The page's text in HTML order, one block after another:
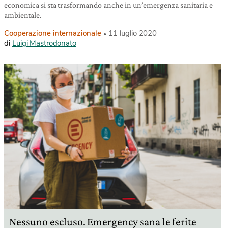
economica si sta trasformando anche in un’emergenza sanitaria e
ambientale.
Cooperazione internazionale
11 luglio 2020
di Luigi Mastrodonato
Nessuno escluso. Emergency sana le ferite